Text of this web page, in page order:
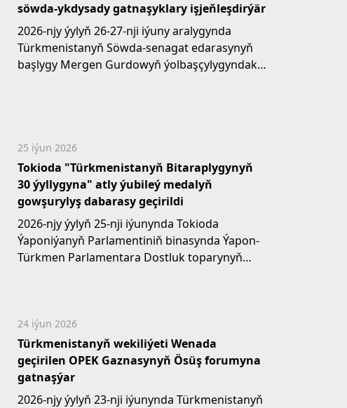
söwda-ykdysady gatnaşyklary işjeňleşdirýär
2026-njy ýylyň 26-27-nji iýuny aralygynda
Türkmenistanyň Söwda-senagat edarasynyň
başlygy Mergen Gurdowyň ýolbaşçylygyndaky
25 iýun 2026
Tokioda "Türkmenistanyň Bitaraplygynyň
30 ýyllygyna" atly ýubileý medalyň
gowşurylyş dabarasy geçirildi
2026-njy ýylyň 25-nji iýunynda Tokioda
Ýaponiýanyň Parlamentiniň binasynda Ýapon-
Türkmen Parlamentara Dostluk toparynyň
24 iýun 2026
Türkmenistanyň wekiliýeti Wenada
geçirilen OPEK Gaznasynyň Ösüş forumyna
gatnaşýar
2026-njy ýylyň 23-nji iýunynda Türkmenistanyň